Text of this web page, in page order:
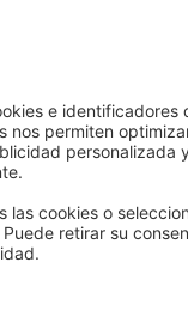
€ 52,59